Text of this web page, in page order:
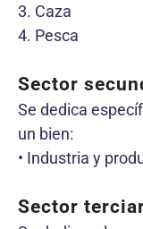
3. Caza
4. Pesca
Sector
Se dedica
un bien:
• Industria y
Sector